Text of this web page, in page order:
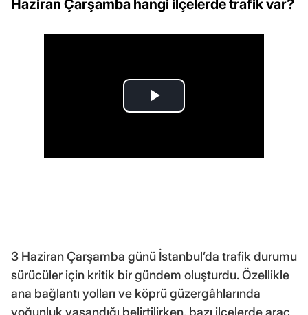
Haziran Çarşamba hangi ilçelerde trafik var?
3 Haziran Çarşamba günü İstanbul’da trafik durumu
sürücüler için kritik bir gündem oluşturdu. Özellikle
ana bağlantı yolları ve köprü güzergâhlarında
yoğunluk yaşandığı belirtilirken, bazı ilçelerde araç